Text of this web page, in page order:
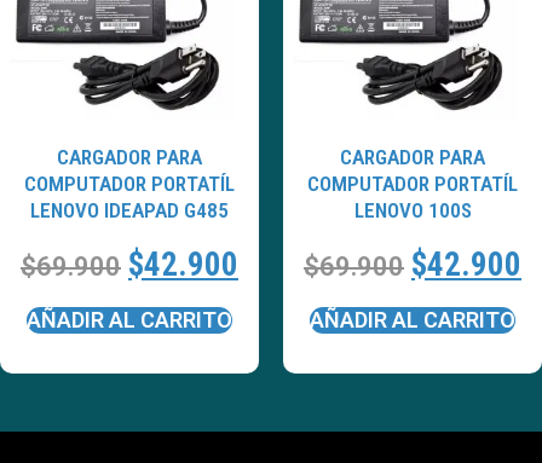
CARGADOR PARA
COMPUTADOR PORTATÍL
LENOVO IDEAPAD G485
$69.900 $42.900
AÑADIR AL CARRITO
CARGADOR PARA
COMPUTADOR PORTATÍL
LENOVO 100S
$69.900 $42.900
AÑADIR AL CARRITO